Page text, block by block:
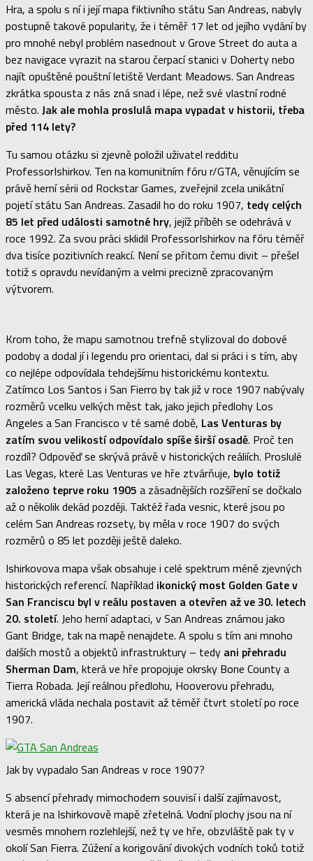
Hra, a spolu s ní i její mapa fiktivního státu San Andreas, nabyly
postupně takové popularity, že i téměř 17 let od jejího vydání by
pro mnohé nebyl problém nasednout v Grove Street do auta a
bez navigace vyrazit na starou čerpací stanici v Doherty nebo
najít opuštěné pouštní letiště Verdant Meadows. San Andreas
zkrátka spousta z nás zná snad i lépe, než své vlastní rodné
město. Jak ale mohla proslulá mapa vypadat v historii, třeba
před 114 lety?
Tu samou otázku si zjevně položil uživatel redditu
ProfessorIshirkov. Ten na komunitním fóru r/GTA, věnujícím se
právě herní sérii od Rockstar Games, zveřejnil zcela unikátní
pojetí státu San Andreas. Zasadil ho do roku 1907, tedy celých
85 let před události samotné hry, jejíž příběh se odehrává v
roce 1992. Za svou práci sklidil ProfessorIshirkov na fóru téměř
dva tisíce pozitivních reakcí. Není se přitom čemu divit – přešel
totiž s opravdu nevídaným a velmi precizně zpracovaným
výtvorem.
Krom toho, že mapu samotnou trefně stylizoval do dobové
podoby a dodal jí i legendu pro orientaci, dal si práci i s tím, aby
co nejlépe odpovídala tehdejšímu historickému kontextu.
Zatímco Los Santos i San Fierro by tak již v roce 1907 nabývaly
rozměrů vcelku velkých měst tak, jako jejich předlohy Los
Angeles a San Francisco v té samé době, Las Venturas by
zatím svou velikostí odpovídalo spíše širší osadě. Proč ten
rozdíl? Odpověď se skrývá právě v historických reáliích. Proslulé
Las Vegas, které Las Venturas ve hře ztvárňuje, bylo totiž
založeno teprve roku 1905 a zásadnějších rozšíření se dočkalo
až o několik dekád později. Taktéž řada vesnic, které jsou po
celém San Andreas rozsety, by měla v roce 1907 do svých
rozměrů o 85 let později ještě daleko.
Ishirkovova mapa však obsahuje i celé spektrum méně zjevných
historických referencí. Například ikonický most Golden Gate v
San Franciscu byl v reálu postaven a otevřen až ve 30. letech
20. století. Jeho herní adaptaci, v San Andreas známou jako
Gant Bridge, tak na mapě nenajdete. A spolu s tím ani mnoho
dalších mostů a objektů infrastruktury – tedy ani přehradu
Sherman Dam, která ve hře propojuje okrsky Bone County a
Tierra Robada. Její reálnou předlohu, Hooverovu přehradu,
americká vláda nechala postavit až téměř čtvrt století po roce
1907.
Jak by vypadalo San Andreas v roce 1907?
S absencí přehrady mimochodem souvisí i další zajímavost,
která je na Ishirkovově mapě zřetelná. Vodní plochy jsou na ní
vesměs mnohem rozlehlejší, než ty ve hře, obzvláště pak ty v
okolí San Fierra. Zúžení a korigování divokých vodních toků totiž